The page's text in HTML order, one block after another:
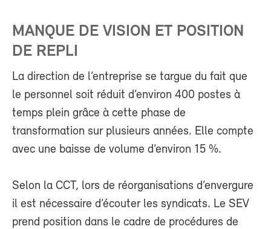
MANQUE DE VISION ET POSITION
DE REPLI
La direction de l’entreprise se targue du fait que
le personnel soit réduit d’environ 400 postes à
temps plein grâce à cette phase de
transformation sur plusieurs années. Elle compte
avec une baisse de volume d’environ 15 %.
Selon la CCT, lors de réorganisations d’envergure
il est nécessaire d’écouter les syndicats. Le SEV
prend position dans le cadre de procédures de